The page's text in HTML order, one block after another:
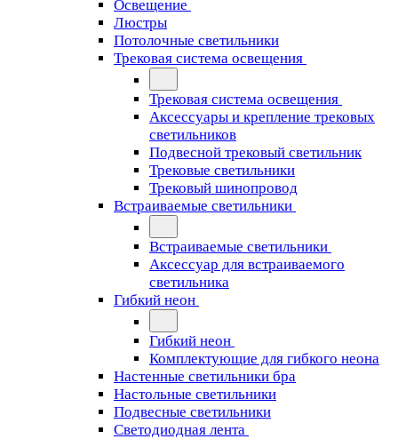
Освещение
Люстры
Потолочные светильники
Трековая система освещения
Трековая система освещения
Аксессуары и крепление трековых
светильников
Подвесной трековый светильник
Трековые светильники
Трековый шинопровод
Встраиваемые светильники
Встраиваемые светильники
Аксессуар для встраиваемого
светильника
Гибкий неон
Гибкий неон
Комплектующие для гибкого неона
Настенные светильники бра
Настольные светильники
Подвесные светильники
Светодиодная лента